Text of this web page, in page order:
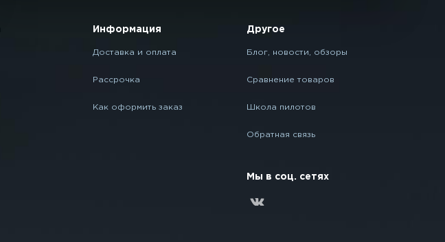
Информация
Доставка и оплата
Рассрочка
Как оформить заказ
Другое
Блог, новости, обзоры
Сравнение товаров
Школа пилотов
Обратная связь
Мы в соц. сетях